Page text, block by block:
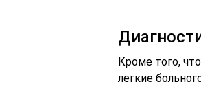
Кроме того,
легкие